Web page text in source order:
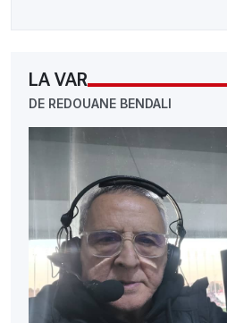
LA VAR
DE REDOUANE BENDALI